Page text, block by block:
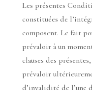
Les présentes
constituées de
composent. Le fait
prévaloir à un
clauses des
prévaloir
d’invalidité de l’une